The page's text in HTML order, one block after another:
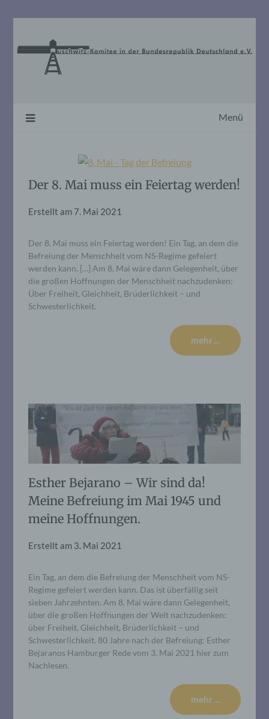
Menü
Der 8. Mai muss ein Feiertag werden!
Erstellt am 7. Mai 2021
Der 8. Mai muss ein Feiertag werden! Ein Tag, an dem die
Befreiung der Menschheit vom NS-Regime gefeiert
werden kann. […] Am 8. Mai wäre dann Gelegenheit, über
die großen Hoffnungen der Menschheit nachzudenken:
Über Freiheit, Gleichheit, Brüderlichkeit – und
Schwesterlichkeit.
mehr ...
Esther Bejarano – Wir sind da!
Meine Befreiung im Mai 1945 und
meine Hoffnungen.
Erstellt am 3. Mai 2021
Ein Tag, an dem die Befreiung der Menschheit vom NS-
Regime gefeiert werden kann. Das ist überfällig seit
sieben Jahrzehnten. Am 8. Mai wäre dann Gelegenheit,
über die großen Hoffnungen der Welt nachzudenken:
über Freiheit, Gleichheit, Brüderlichkeit – und
Schwesterlichkeit. 80 Jahre nach der Befreiung: Esther
Bejaranos Hamburger Rede vom 3. Mai 2021 hier zum
Nachlesen.
mehr ...